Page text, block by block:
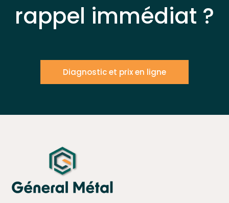
rappel immédiat ?
Diagnostic et prix en ligne